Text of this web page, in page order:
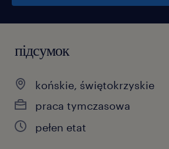
підсумок
końskie, świętokrzyskie
praca tymczasowa
pełen etat